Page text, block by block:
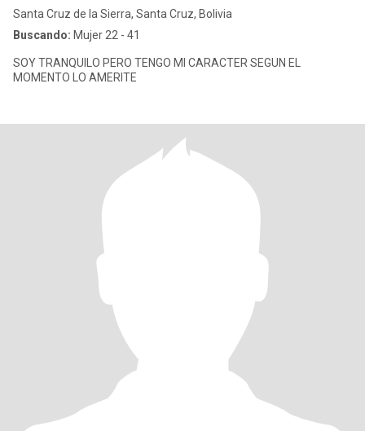
Santa Cruz de la Sierra, Santa Cruz, Bolivia
Buscando: Mujer 22 - 41
SOY TRANQUILO PERO TENGO MI CARACTER SEGUN EL
MOMENTO LO AMERITE